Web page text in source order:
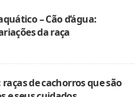
– Cão d’água:
da raça
de cachorros que são